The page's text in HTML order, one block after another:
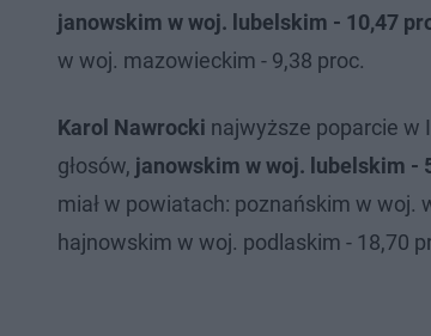
janowskim w woj. lubelskim - 10,47
w woj. mazowieckim - 9,38 proc.
Karol Nawrocki najwyższe poparcie w
głosów, janowskim w woj. lubelskim -
miał w powiatach: poznańskim w woj.
hajnowskim w woj. podlaskim - 18,70